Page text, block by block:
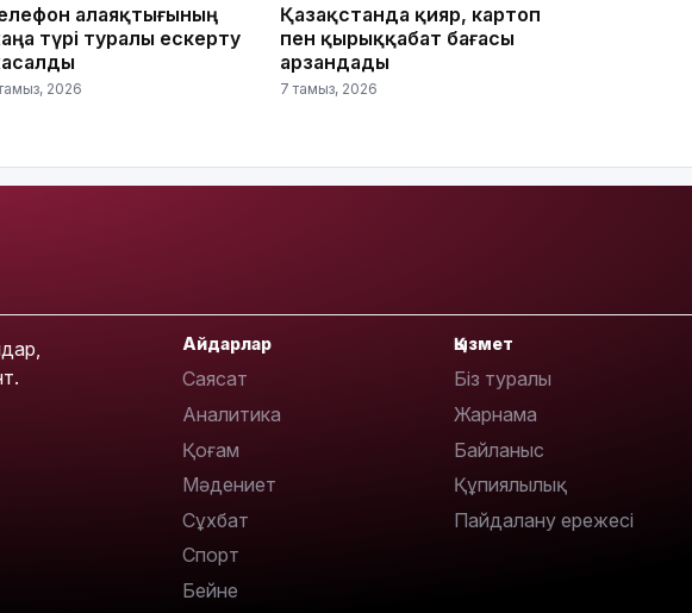
алаяқтығының
түрі туралы ескерту
2026
Қазақстанда қияр, картоп
пен қырыққабат бағасы
арзандады
7 тамыз, 2026
13:14
Айдарлар
Саясат
Аналитика
Қоғам
Мәдениет
Сұхбат
Спорт
Бейне
Қызмет
Біз туралы
Жарнама
Байланыс
Құпиялылық
Пайдалану ережесі